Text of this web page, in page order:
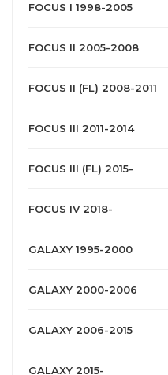
FOCUS I 1998-2005
FOCUS II 2005-2008
FOCUS II (FL) 2008-2011
FOCUS III 2011-2014
FOCUS III (FL) 2015-
FOCUS IV 2018-
GALAXY 1995-2000
GALAXY 2000-2006
GALAXY 2006-2015
GALAXY 2015-